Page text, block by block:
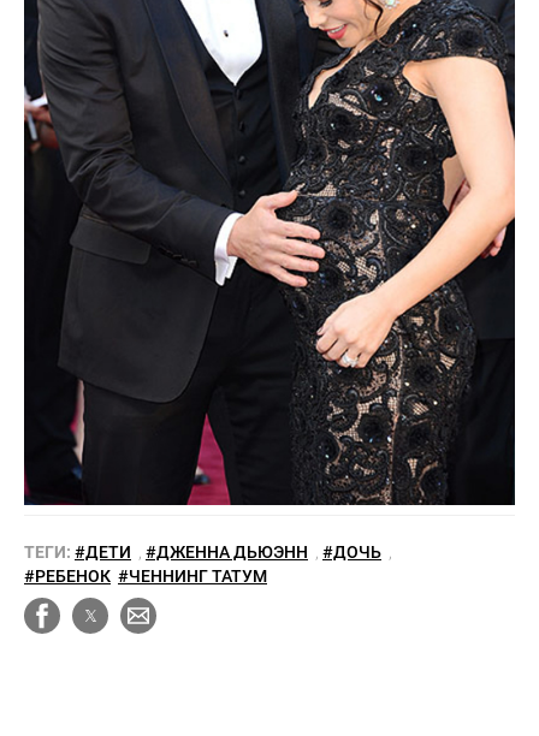
ТЕГИ: #ДЕТИ #ДЖЕННА ДЬЮЭНН #ДОЧЬ
#РЕБЕНОК #ЧЕННИНГ ТАТУМ